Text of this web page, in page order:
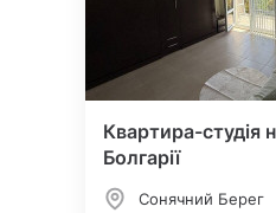
Квартира-студія
Болгарії
Сонячний Берег